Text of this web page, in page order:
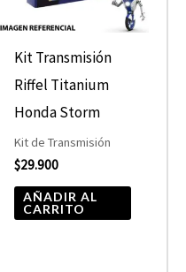
Kit Transmisión
Riffel Titanium
Honda Storm
Kit de Transmisión
$29.900
AÑADIR AL
CARRITO